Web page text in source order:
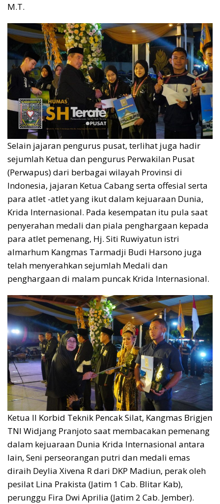
M.T.
Selain jajaran pengurus pusat, terlihat juga hadir
sejumlah Ketua dan pengurus Perwakilan Pusat
(Perwapus) dari berbagai wilayah Provinsi di
Indonesia, jajaran Ketua Cabang serta offesial serta
para atlet -atlet yang ikut dalam kejuaraan Dunia,
Krida Internasional. Pada kesempatan itu pula saat
penyerahan medali dan piala penghargaan kepada
para atlet pemenang, Hj. Siti Ruwiyatun istri
almarhum Kangmas Tarmadji Budi Harsono juga
telah menyerahkan sejumlah Medali dan
penghargaan di malam puncak Krida Internasional.
Ketua II Korbid Teknik Pencak Silat, Kangmas Brigjen
TNI Widjang Pranjoto saat membacakan pemenang
dalam kejuaraan Dunia Krida Internasional antara
lain, Seni perseorangan putri dan medali emas
diraih Deylia Xivena R dari DKP Madiun, perak oleh
pesilat Lina Prakista (Jatim 1 Cab. Blitar Kab),
perunggu Fira Dwi Aprilia (Jatim 2 Cab. Jember).